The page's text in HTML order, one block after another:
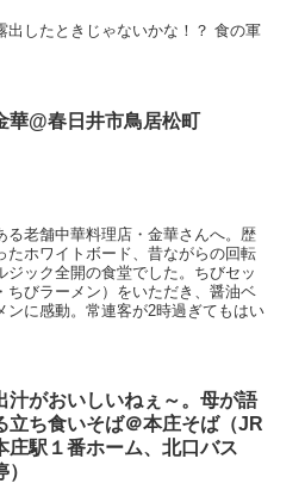
出したときじゃないかな！？ 食の軍
華@春日井市鳥居松町
る老舗中華料理店・金華さんへ。歴
たホワイトボード、昔ながらの回転
ック全開の食堂でした。ちびセッ
ちびラーメン）をいただき、醤油ベ
ンに感動。常連客が2時過ぎてもはい
汁がおいしいねぇ～。母が語
立ち食いそば＠本庄そば（JR
庄駅１番ホーム、北口バス
）